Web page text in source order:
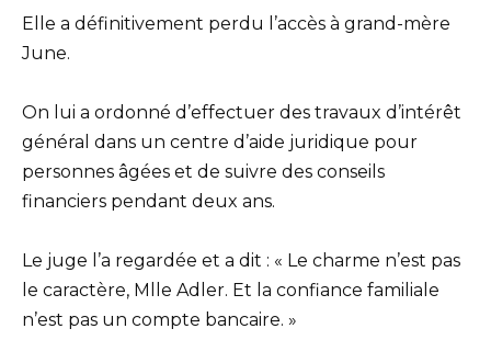
Elle a définitivement perdu l’accès à grand-mère
June.
On lui a ordonné d’effectuer des travaux d’intérêt
général dans un centre d’aide juridique pour
personnes âgées et de suivre des conseils
financiers pendant deux ans.
Le juge l’a regardée et a dit : « Le charme n’est pas
le caractère, Mlle Adler. Et la confiance familiale
n’est pas un compte bancaire. »